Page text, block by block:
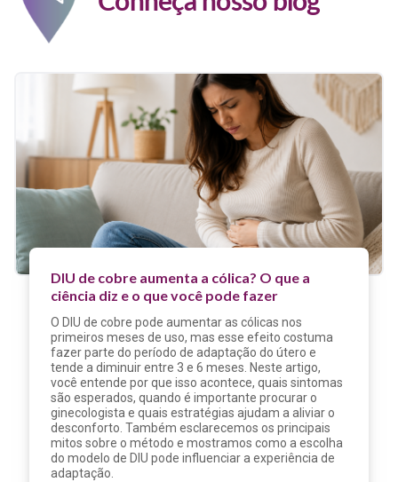
DIU de cobre aumenta a cólica? O que a
ciência diz e o que você pode fazer
O DIU de cobre pode aumentar as cólicas nos
primeiros meses de uso, mas esse efeito costuma
fazer parte do período de adaptação do útero e
tende a diminuir entre 3 e 6 meses. Neste artigo,
você entende por que isso acontece, quais sintomas
são esperados, quando é importante procurar o
ginecologista e quais estratégias ajudam a aliviar o
desconforto. Também esclarecemos os principais
mitos sobre o método e mostramos como a escolha
do modelo de DIU pode influenciar a experiência de
adaptação.